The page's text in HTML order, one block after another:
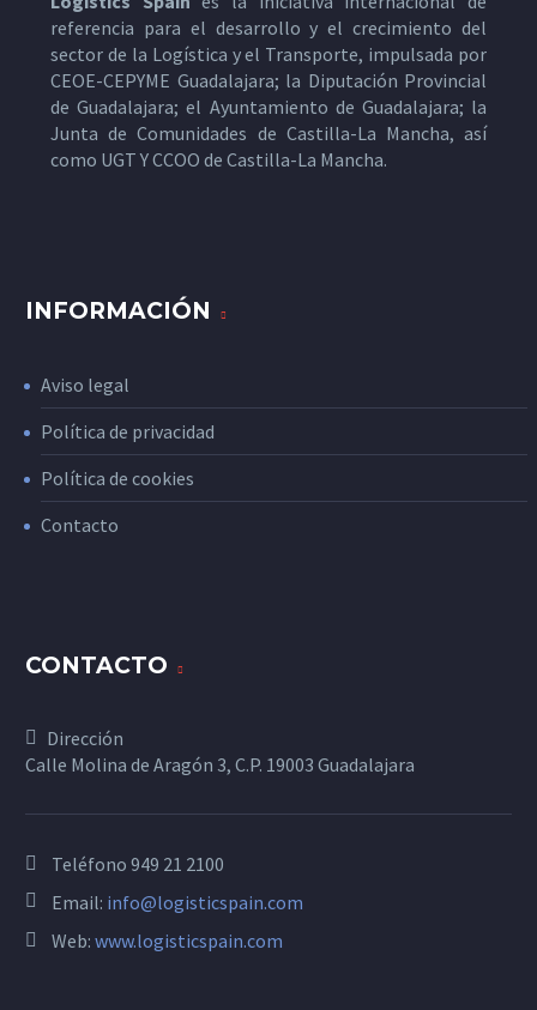
referencia para el desarrollo y el crecimiento del
sector de la Logística y el Transporte, impulsada por
CEOE-CEPYME Guadalajara; la Diputación Provincial
de Guadalajara; el Ayuntamiento de Guadalajara; la
Junta de Comunidades de Castilla-La Mancha, así
como UGT Y CCOO de Castilla-La Mancha.
INFORMACIÓN
Aviso legal
Política de privacidad
Política de cookies
Contacto
CONTACTO
Dirección
Calle Molina de Aragón 3, C.P. 19003 Guadalajara
Teléfono 949 21 2100
Email: info@logisticspain.com
Web: www.logisticspain.com